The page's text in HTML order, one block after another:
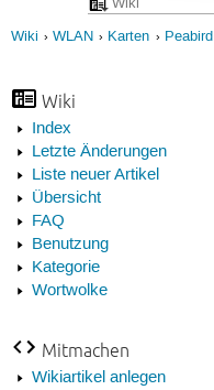
Wiki WLAN Karten Peabird
Wiki
Index
Letzte Änderungen
Liste neuer Artikel
Übersicht
FAQ
Benutzung
Kategorie
Wortwolke
Mitmachen
Wikiartikel anlegen